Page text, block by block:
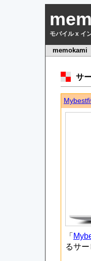
モバイル x イ
memokami
サ
「
るサー